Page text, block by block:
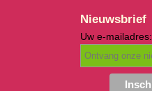
Nieuwsbrief
Uw e-mailadres: